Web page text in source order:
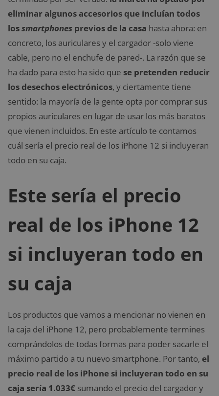
eliminar algunos accesorios que incluían todos
lossmartphones previos de la casa hasta ahora: en
concreto, los auriculares y el cargador -solo viene
cable, pero no el enchufe de pared-. La razón que se
ha dado para esto ha sido que se pretenden reducir
los desechos electrónicos, y ciertamente tiene
sentido: la mayoría de la gente opta por comprar sus
propios auriculares en lugar de usar los más baratos
que vienen incluidos. En este artículo te contamos
cuál sería el precio real de los iPhone 12 si incluyeran
todo en su caja.
Este sería el precio
real de los iPhone 12
si incluyeran todo en
su caja
Los productos que vamos a mencionar no vienen en
la caja del iPhone 12, pero probablemente termines
comprándolos de todas formas para poder sacarle el
máximo partido a tu nuevo smartphone. Por tanto, el
precio real de los iPhone si incluyeran todo en su
caja sería 1.033€ sumando el precio del cargador y